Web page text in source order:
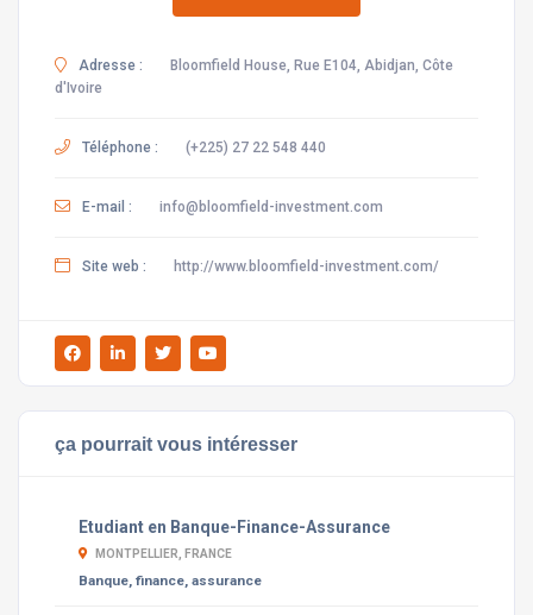
Adresse :
Bloomfield House, Rue E104, Abidjan, Côte
d'Ivoire
Téléphone : (+225) 27 22 548 440
E-mail : info@bloomfield-investment.com
Site web : http://www.bloomfield-investment.com/
ça pourrait vous intéresser
Etudiant en Banque-Finance-Assurance
MONTPELLIER, FRANCE
Banque, finance, assurance